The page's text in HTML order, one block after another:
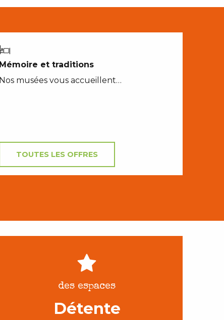
Mémoire et traditions
Nos musées vous accueillent…
TOUTES LES OFFRES
des espaces
Détente